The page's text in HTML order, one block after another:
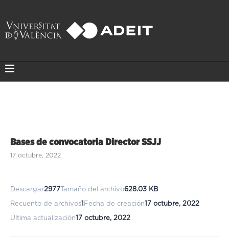
Bases de convocatoria Director SSJJ
17 octubre, 2022
Descargar2977 Tamaño del archivo628.03 KB
Recuento de archivos1 Fecha de creación17 octubre, 2022
Última actualización17 octubre, 2022